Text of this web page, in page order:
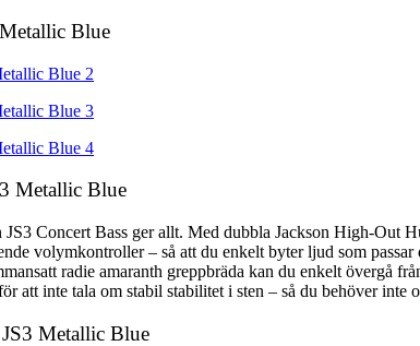
Blue
Metallic Blue
Concert Bass ger allt. Med dubbla Jackson High-
volymkontroller – så att du enkelt byter ljud som
radie amaranth greppbräda kan du enkelt övergå
att inte tala om stabil stabilitet i sten – så du behöver inte
JS3 Metallic Blue